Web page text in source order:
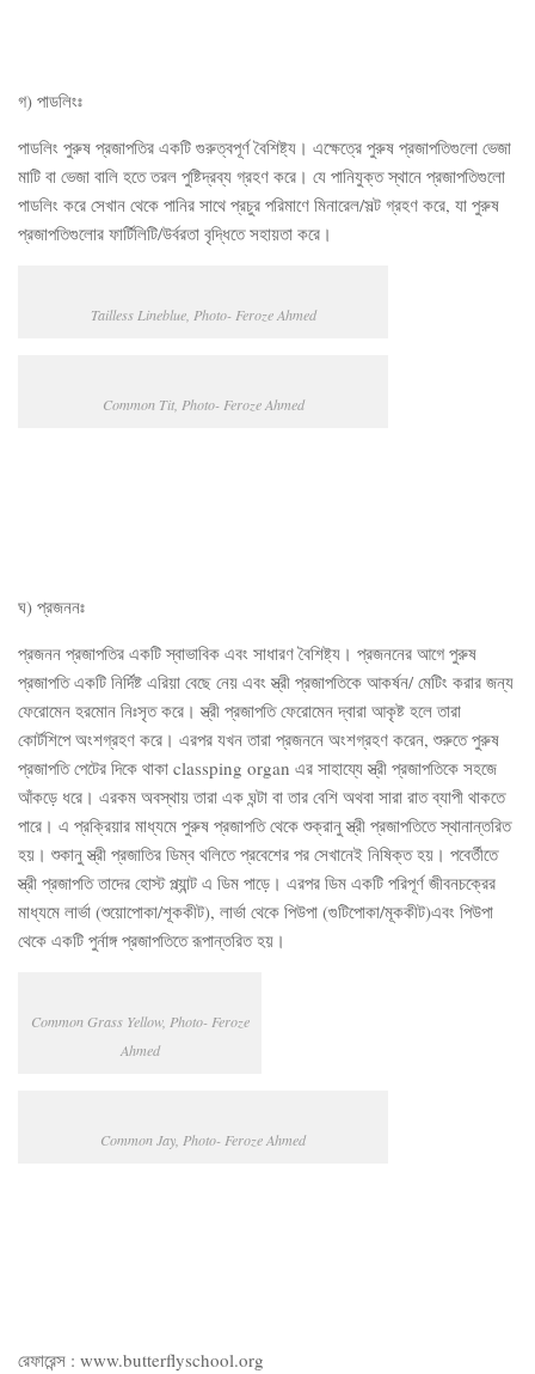
গ) পাডলিংঃ
পাডলিং পুরুষ প্রজাপতির একটি গুরুত্বপূর্ণ বৈশিষ্ট্য। এক্ষেত্রে পুরুষ প্রজাপতিগুলো ভেজা
মাটি বা ভেজা বালি হতে তরল পুষ্টিদ্রব্য গ্রহণ করে। যে পানিযুক্ত স্থানে প্রজাপতিগুলো
পাডলিং করে সেখান থেকে পানির সাথে প্রচুর পরিমাণে মিনারেল/সল্ট গ্রহণ করে, যা পুরুষ
প্রজাপতিগুলোর ফার্টিলিটি/উর্বরতা বৃদ্ধিতে সহায়তা করে।
Tailless Lineblue, Photo- Feroze Ahmed
Common Tit, Photo- Feroze Ahmed
ঘ) প্রজননঃ
প্রজনন প্রজাপতির একটি স্বাভাবিক এবং সাধারণ বৈশিষ্ট্য। প্রজননের আগে পুরুষ
প্রজাপতি একটি নির্দিষ্ট এরিয়া বেছে নেয় এবং স্ত্রী প্রজাপতিকে আকর্ষন/ মেটিং করার জন্য
ফেরোমেন হরমোন নিঃসৃত করে। স্ত্রী প্রজাপতি ফেরোমেন দ্বারা আকৃষ্ট হলে তারা
কোর্টশিপে অংশগ্রহণ করে। এরপর যখন তারা প্রজননে অংশগ্রহণ করেন, শুরুতে পুরুষ
প্রজাপতি পেটের দিকে থাকা classping organ এর সাহায্যে স্ত্রী প্রজাপতিকে সহজে
আঁকড়ে ধরে। এরকম অবস্থায় তারা এক ঘন্টা বা তার বেশি অথবা সারা রাত ব্যাপী থাকতে
পারে। এ প্রক্রিয়ার মাধ্যমে পুরুষ প্রজাপতি থেকে শুক্রানু স্ত্রী প্রজাপতিতে স্থানান্তরিত
হয়। শুকানু স্ত্রী প্রজাতির ডিম্ব থলিতে প্রবেশের পর সেখানেই নিষিক্ত হয়। পবের্তীতে
স্ত্রী প্রজাপতি তাদের হোস্ট প্ল্যান্ট এ ডিম পাড়ে। এরপর ডিম একটি পরিপূর্ণ জীবনচক্রের
মাধ্যমে লার্ভা (শুয়োপোকা/শূককীট), লার্ভা থেকে পিউপা (গুটিপোকা/মূককীট)এবং পিউপা
থেকে একটি পুর্নাঙ্গ প্রজাপতিতে রূপান্তরিত হয়।
Common Grass Yellow, Photo- Feroze
Ahmed
Common Jay, Photo- Feroze Ahmed
রেফারেন্স : www.butterflyschool.org